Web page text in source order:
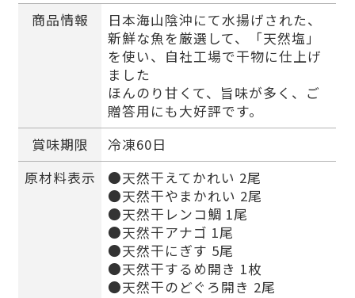
商品情報
日本海山陰沖にて水揚げされた、
新鮮な魚を厳選して、「天然塩」
を使い、自社工場で干物に仕上げ
ました
ほんのり甘くて、旨味が多く、ご
贈答用にも大好評です。
賞味期限
冷凍60日
原材料表示
●天然干えてかれい 2尾
●天然干やまかれい 2尾
●天然干レンコ鯛 1尾
●天然干アナゴ 1尾
●天然干にぎす 5尾
●天然干するめ開き 1枚
●天然干のどぐろ開き 2尾